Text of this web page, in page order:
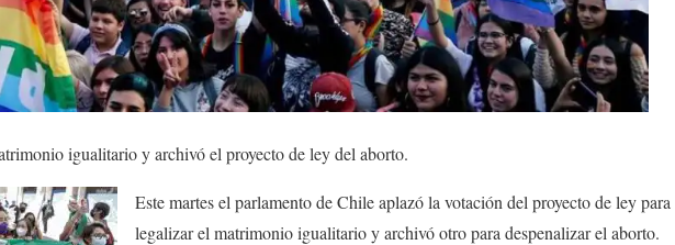
igualitario y archivó el proyecto de ley del aborto.
Este martes el parlamento de Chile aplazó la votación del proyecto de ley para
legalizar el matrimonio igualitario y archivó otro para despenalizar el aborto.